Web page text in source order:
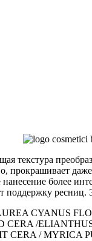
текстура
прокрашивает
более
CYANUS
/
CERA / MYRICA